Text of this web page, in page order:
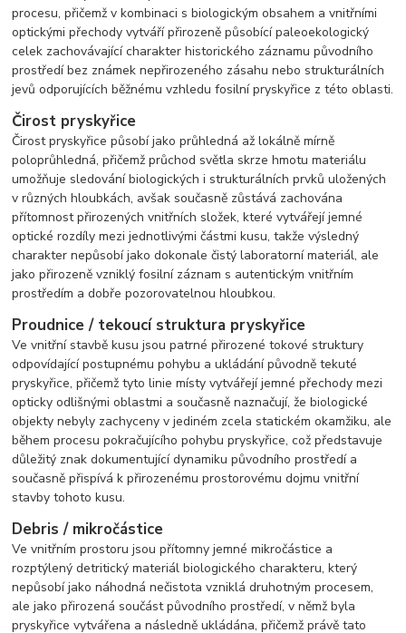
procesu, přičemž v kombinaci s biologickým obsahem a vnitřními
optickými přechody vytváří přirozeně působící paleoekologický
celek zachovávající charakter historického záznamu původního
prostředí bez známek nepřirozeného zásahu nebo strukturálních
jevů odporujících běžnému vzhledu fosilní pryskyřice z této oblasti.
Čirost pryskyřice
Čirost pryskyřice působí jako průhledná až lokálně mírně
poloprůhledná, přičemž průchod světla skrze hmotu materiálu
umožňuje sledování biologických i strukturálních prvků uložených
v různých hloubkách, avšak současně zůstává zachována
přítomnost přirozených vnitřních složek, které vytvářejí jemné
optické rozdíly mezi jednotlivými částmi kusu, takže výsledný
charakter nepůsobí jako dokonale čistý laboratorní materiál, ale
jako přirozeně vzniklý fosilní záznam s autentickým vnitřním
prostředím a dobře pozorovatelnou hloubkou.
Proudnice / tekoucí struktura pryskyřice
Ve vnitřní stavbě kusu jsou patrné přirozené tokové struktury
odpovídající postupnému pohybu a ukládání původně tekuté
pryskyřice, přičemž tyto linie místy vytvářejí jemné přechody mezi
opticky odlišnými oblastmi a současně naznačují, že biologické
objekty nebyly zachyceny v jediném zcela statickém okamžiku, ale
během procesu pokračujícího pohybu pryskyřice, což představuje
důležitý znak dokumentující dynamiku původního prostředí a
současně přispívá k přirozenému prostorovému dojmu vnitřní
stavby tohoto kusu.
Debris / mikročástice
Ve vnitřním prostoru jsou přítomny jemné mikročástice a
rozptýlený detritický materiál biologického charakteru, který
nepůsobí jako náhodná nečistota vzniklá druhotným procesem,
ale jako přirozená součást původního prostředí, v němž byla
pryskyřice vytvářena a následně ukládána, přičemž právě tato